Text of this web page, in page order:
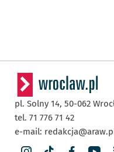
pl. Solny 14, 50-062
tel. 71 776 71 42
e-mail: